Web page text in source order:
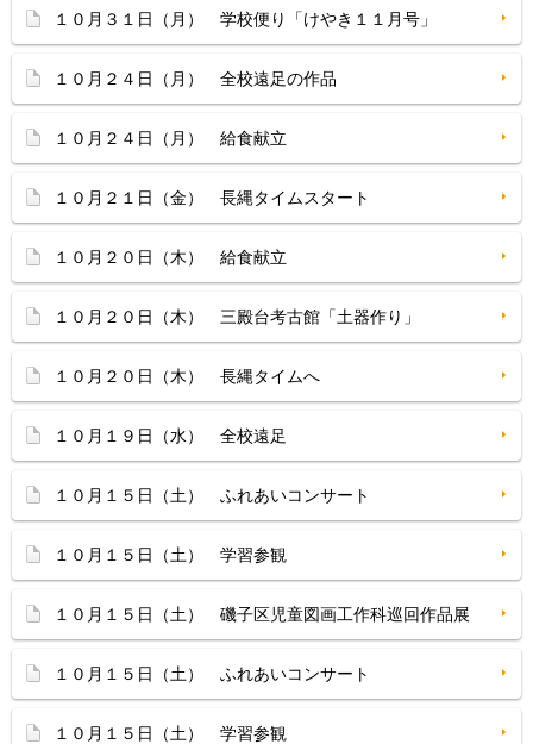
１０月３１日（月） 学校便り「けやき１１月号」
１０月２４日（月） 全校遠足の作品
１０月２４日（月） 給食献立
１０月２１日（金） 長縄タイムスタート
１０月２０日（木） 給食献立
１０月２０日（木） 三殿台考古館「土器作り」
１０月２０日（木） 長縄タイムへ
１０月１９日（水） 全校遠足
１０月１５日（土） ふれあいコンサート
１０月１５日（土） 学習参観
１０月１５日（土） 磯子区児童図画工作科巡回作品展
１０月１５日（土） ふれあいコンサート
１０月１５日（土） 学習参観